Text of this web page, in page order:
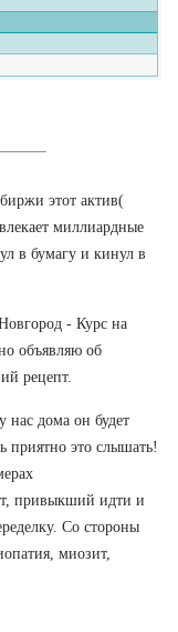
этот актив(
миллиардные
в бумагу и кинул в
- Курс на
объявляю об
рецепт.
нас дома он будет
приятно это слышать!
привыкший идти и
Со стороны
миозит,